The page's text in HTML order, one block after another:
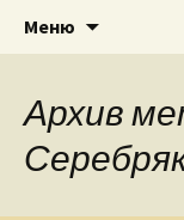
Сайт
поэта,
Ольги
Меню
Архив